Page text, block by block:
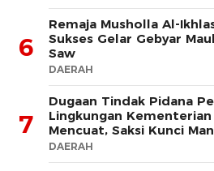
6
Remaja Musholla Al-
Sukses Gelar Gebyar
Saw
DAERAH
7
Dugaan Tindak Pidana
Lingkungan
Mencuat, Saksi Kunci
DAERAH